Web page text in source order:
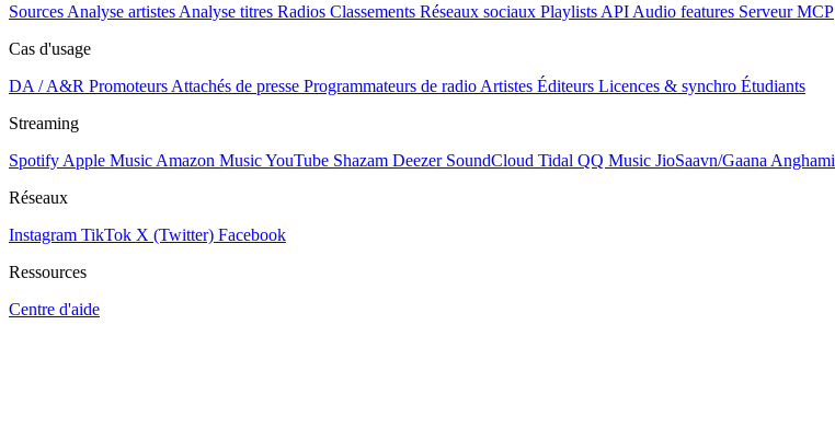
Sources Analyse artistes Analyse titres Radios Classements Réseaux sociaux Playlists API Audio features Serveur MCP
Cas d'usage
DA / A&R Promoteurs Attachés de presse Programmateurs de radio Artistes Éditeurs Licences & synchro Étudiants
Streaming
Spotify Apple Music Amazon MusicYouTube Shazam Deezer SoundCloud Tidal QQ Music JioSaavn/Gaana Anghami
Réseaux
Instagram TikTok X (Twitter) Facebook
Ressources
Centre d'aide